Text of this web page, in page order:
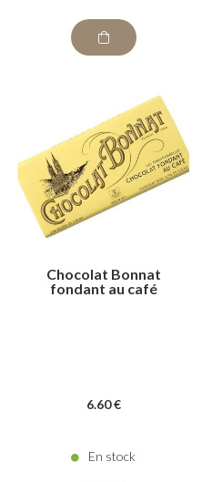
Chocolat Bonnat
fondant au café
6.60 €
En stock